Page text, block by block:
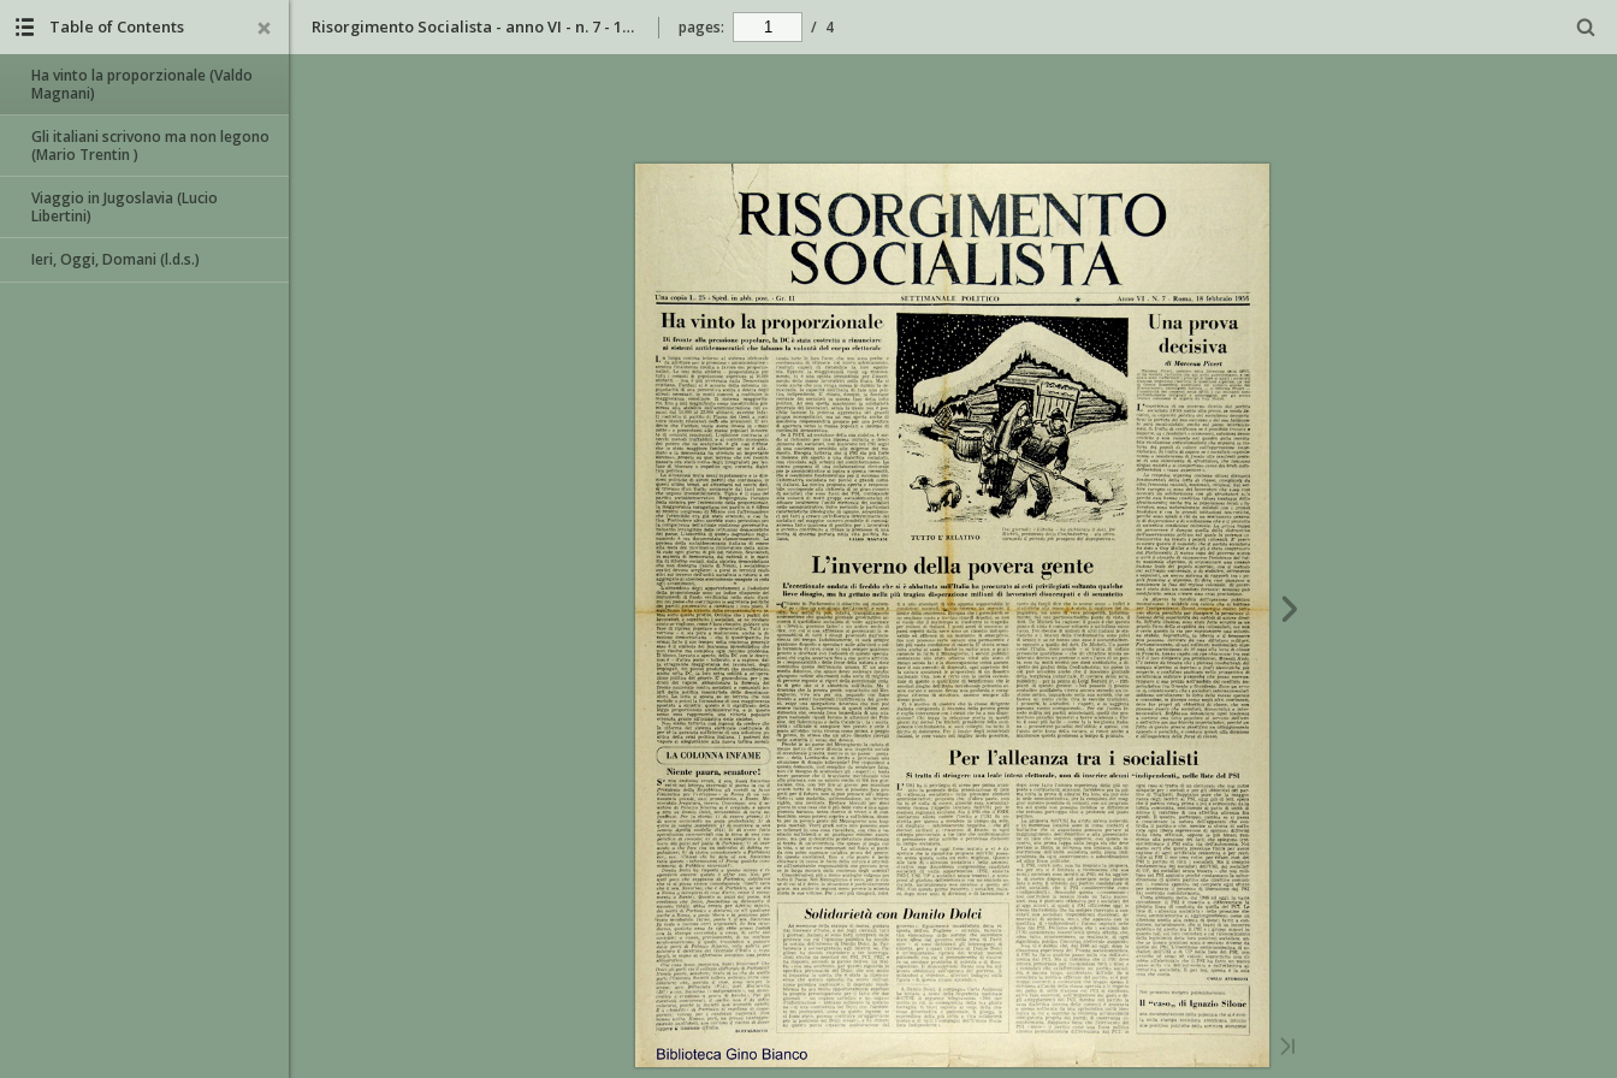
Risorgimento Socialista - anno VI - n. 7 - 18 febbraio 1956 pages: / 4
Table of Contents
Ha vinto la proporzionale (Valdo
Magnani)
Gli italiani scrivono ma non legono
(Mario Trentin )
Viaggio in Jugoslavia (Lucio
Libertini)
Ieri, Oggi, Domani (l.d.s.)